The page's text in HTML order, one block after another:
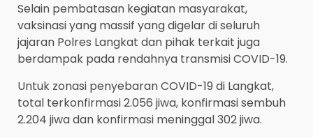
Selain pembatasan kegiatan masyarakat,
vaksinasi yang massif yang digelar di seluruh
jajaran Polres Langkat dan pihak terkait juga
berdampak pada rendahnya transmisi COVID-19.
Untuk zonasi penyebaran COVID-19 di Langkat,
total terkonfirmasi 2.056 jiwa, konfirmasi sembuh
2.204 jiwa dan konfirmasi meninggal 302 jiwa.